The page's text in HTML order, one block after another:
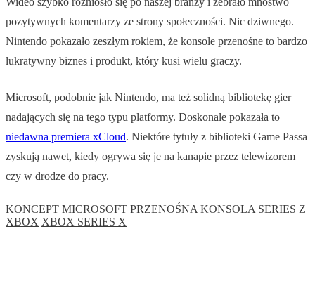
pozytywnych komentarzy ze strony społeczności. Nic dziwnego.
Nintendo pokazało zeszłym rokiem, że konsole przenośne to bardzo
lukratywny biznes i produkt, który kusi wielu graczy.
Microsoft, podobnie jak Nintendo, ma też solidną bibliotekę gier
nadających się na tego typu platformy. Doskonale pokazała to
niedawna premiera xCloud. Niektóre tytuły z biblioteki Game Passa
zyskują nawet, kiedy ogrywa się je na kanapie przez telewizorem
czy w drodze do pracy.
KONCEPT MICROSOFT PRZENOŚNA KONSOLA SERIES Z
XBOX XBOX SERIES X